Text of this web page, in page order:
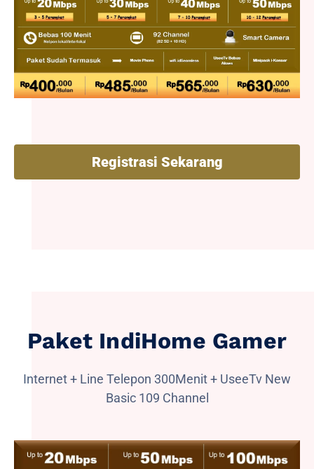
Registrasi Sekarang
Paket IndiHome Gamer
Internet + Line Telepon 300Menit + UseeTv New
Basic 109 Channel